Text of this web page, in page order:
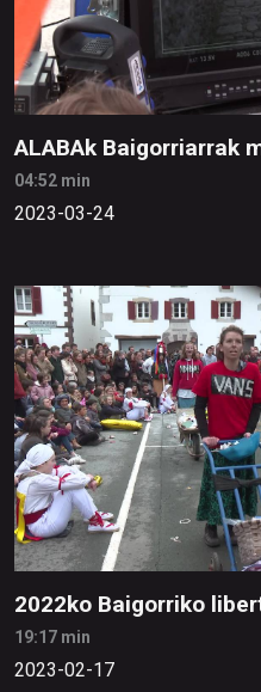
ALABAk Baigorriarrak
04:52 min
2023-03-24
2022ko Baigorriko
19:17 min
2023-02-17